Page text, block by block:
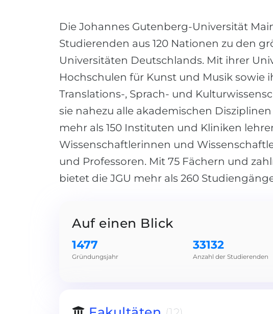
Die Johannes Gutenberg-Universität
Studierenden aus 120 Nationen zu den
Universitäten Deutschlands. Mit ihrer
Hochschulen für Kunst und Musik sowie
Translations-, Sprach- und
sie nahezu alle akademischen
mehr als 150 Instituten und Kliniken
Wissenschaftlerinnen und
und Professoren. Mit 75 Fächern und
bietet die JGU mehr als 260
Auf einen Blick
1477
Gründungsjahr
33132
Anzahl der Studierenden